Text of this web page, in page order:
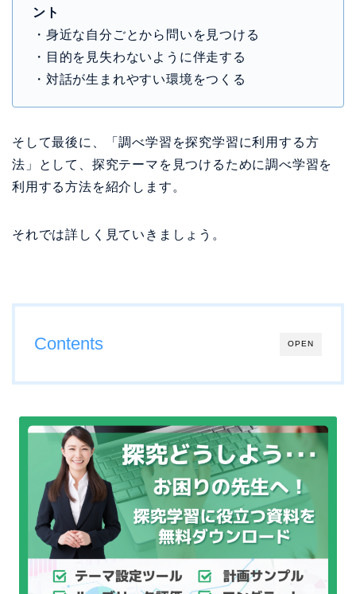
ント
・身近な自分ごとから問いを見つける
・目的を見失わないように伴走する
・対話が生まれやすい環境をつくる
そして最後に、「調べ学習を探究学習に利用する方
法」として、探究テーマを見つけるために調べ学習を
利用する方法を紹介します。
それでは詳しく見ていきましょう。
OPEN
Contents